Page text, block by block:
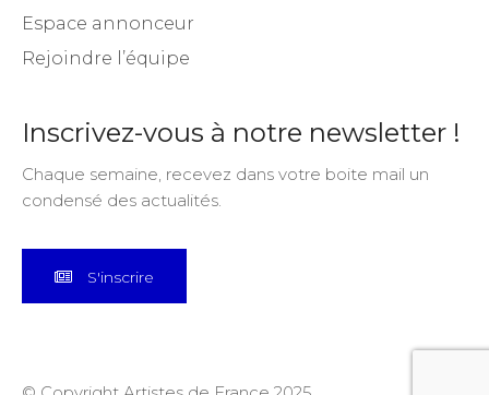
Espace annonceur
Rejoindre l’équipe
Inscrivez-vous à notre newsletter !
Chaque semaine, recevez dans votre boite mail un
condensé des actualités.
S'inscrire